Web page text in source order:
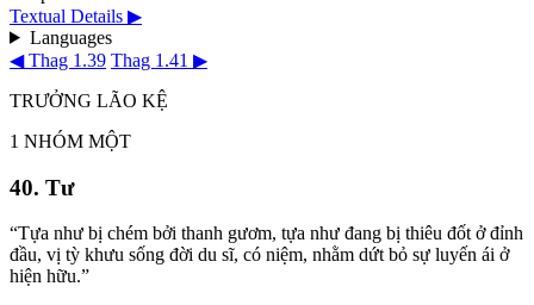
Textual Details ▶
Languages
◀ Thag 1.39 Thag 1.41 ▶
TRƯỞNG LÃO KỆ
1 NHÓM MỘT
40. Tư
“Tựa như bị chém bởi thanh gươm, tựa như đang bị thiêu đốt ở đỉnh
đầu, vị tỳ khưu sống đời du sĩ, có niệm, nhằm dứt bỏ sự luyến ái ở
hiện hữu.”